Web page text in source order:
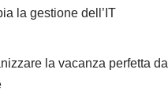
la gestione dell’IT
la vacanza perfetta da